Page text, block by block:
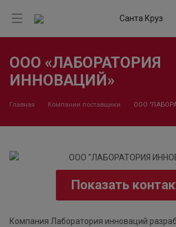
Санта Круз
ООО «ЛАБОРАТОРИЯ
ИННОВАЦИЙ»
Главная Компании поставщики ООО
Показать
Компания Лаборатория инноваций